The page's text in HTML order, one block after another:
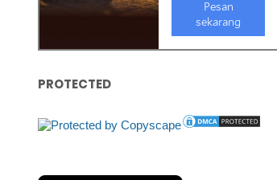
PROTECTED